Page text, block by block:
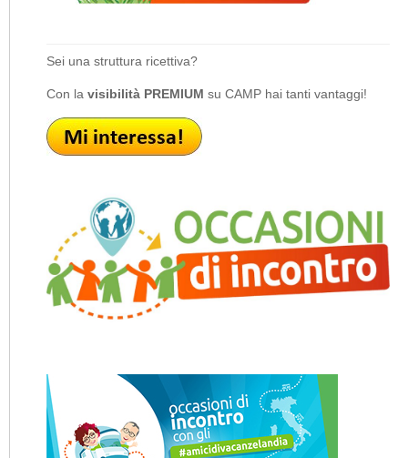
Sei una struttura ricettiva?
Con la visibilità PREMIUM su CAMP hai tanti vantaggi!